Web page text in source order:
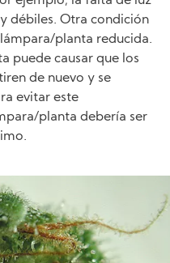
débiles. Otra condición
planta reducida.
puede causar que los
de nuevo y se
evitar este
planta debería ser